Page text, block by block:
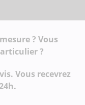
? Vous
?
Vous recevrez